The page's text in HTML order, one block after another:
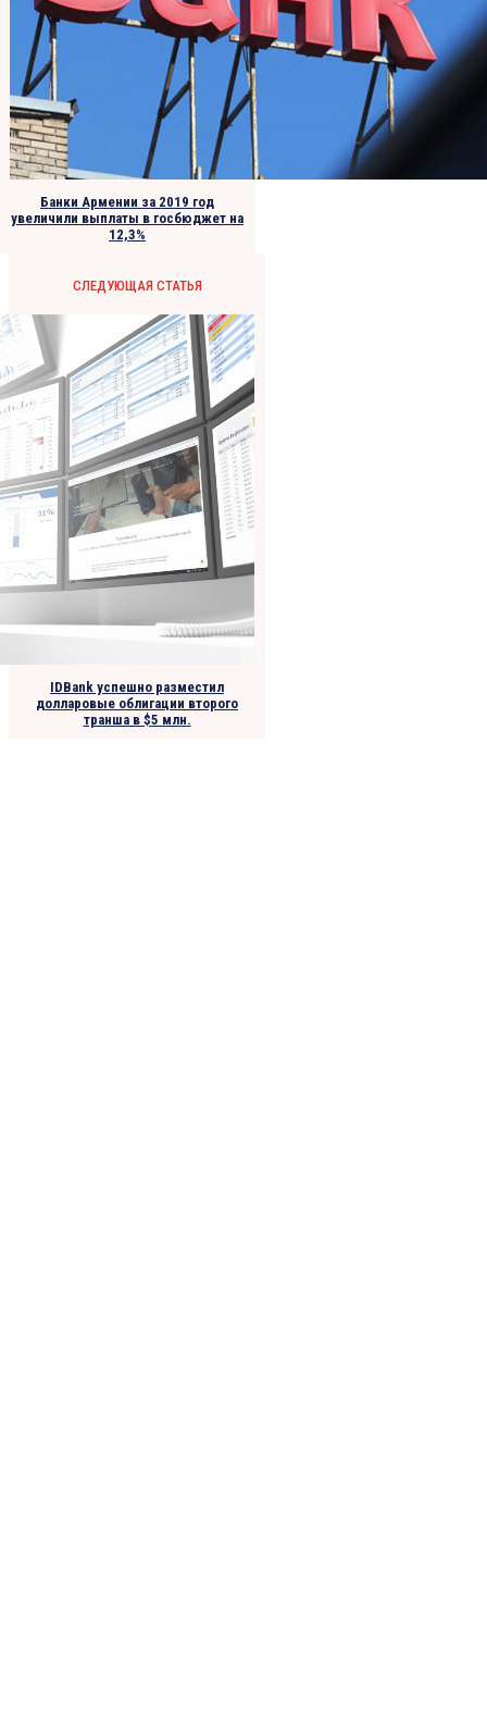
Банки Армении за 2019 год
увеличили выплаты в госбюджет на
12,3%
СЛЕДУЮЩАЯ СТАТЬЯ
IDBank успешно разместил
долларовые облигации второго
транша в $5 млн.